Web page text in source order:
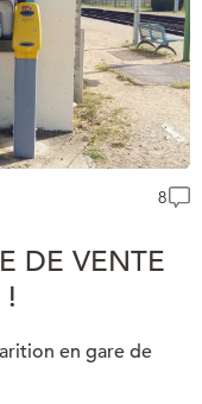
8
DE VENTE
!
en gare de